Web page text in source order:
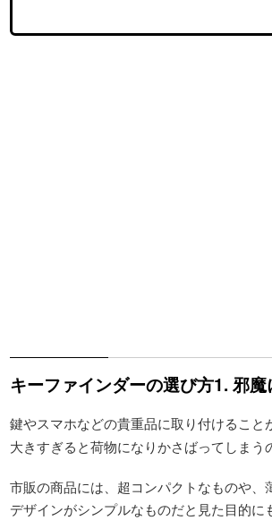
キーファインダーの選び方1. 邪
鍵やスマホなどの貴重品に取り付けるこ
大きすぎると荷物になりかさばってしまう
市販の商品には、超コンパクトなものや、
デザインがシンプルなものだと見た目的に